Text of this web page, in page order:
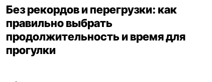
Без рекордов и перегрузки: как
правильно выбрать
продолжительность и время для
прогулки